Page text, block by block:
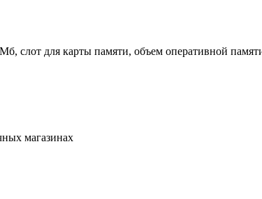
слот для карты памяти, объем оперативной
магазинах